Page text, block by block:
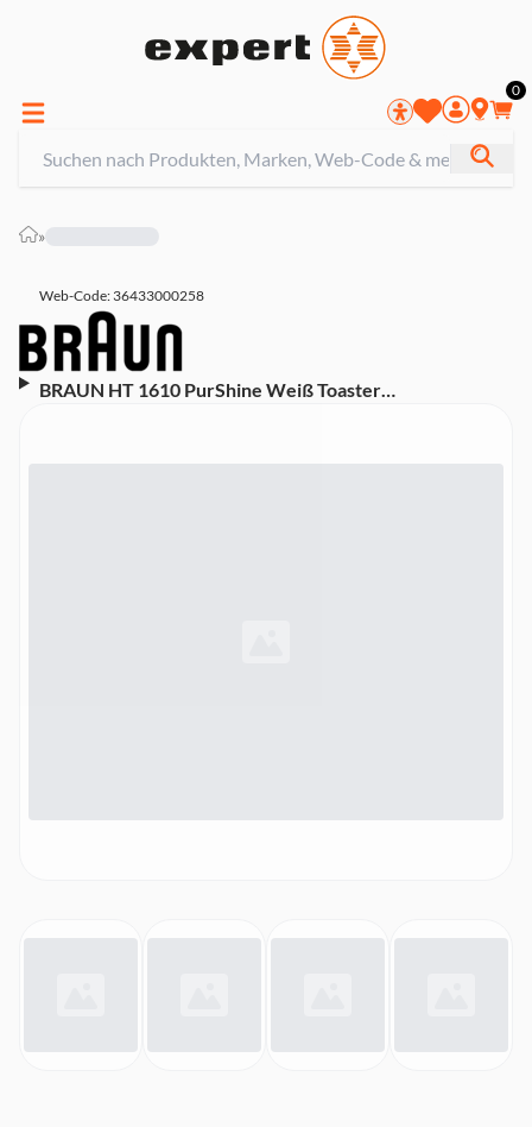
0
»
Web-Code: 36433000258
BRAUN HT 1610 PurShine Weiß Toaster